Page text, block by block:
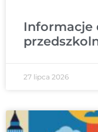
Informacje
27 lipca 2026